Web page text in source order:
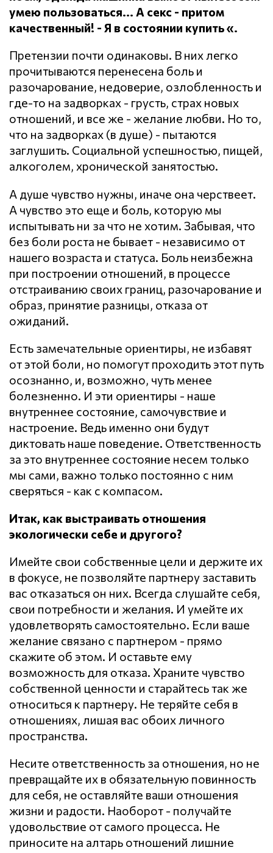
умею пользоваться... А секс - притом
качественный! - Я в состоянии купить «.
Претензии почти одинаковы. В них легко
прочитываются перенесена боль и
разочарование, недоверие, озлобленность и
где-то на задворках - грусть, страх новых
отношений, и все же - желание любви. Но то,
что на задворках (в душе) - пытаются
заглушить. Социальной успешностью, пищей,
алкоголем, хронической занятостью.
А душе чувство нужны, иначе она черствеет.
А чувство это еще и боль, которую мы
испытывать ни за что не хотим. Забывая, что
без боли роста не бывает - независимо от
нашего возраста и статуса. Боль неизбежна
при построении отношений, в процессе
отстраиванию своих границ, разочарование и
образ, принятие разницы, отказа от
ожиданий.
Есть замечательные ориентиры, не избавят
от этой боли, но помогут проходить этот путь
осознанно, и, возможно, чуть менее
болезненно. И эти ориентиры - наше
внутреннее состояние, самочувствие и
настроение. Ведь именно они будут
диктовать наше поведение. Ответственность
за это внутреннее состояние несем только
мы сами, важно только постоянно с ним
сверяться - как с компасом.
Итак, как выстраивать отношения
экологически себе и другого?
Имейте свои собственные цели и держите их
в фокусе, не позволяйте партнеру заставить
вас отказаться он них. Всегда слушайте себя,
свои потребности и желания. И умейте их
удовлетворять самостоятельно. Если ваше
желание связано с партнером - прямо
скажите об этом. И оставьте ему
возможность для отказа. Храните чувство
собственной ценности и старайтесь так же
относиться к партнеру. Не теряйте себя в
отношениях, лишая вас обоих личного
пространства.
Несите ответственность за отношения, но не
превращайте их в обязательную повинность
для себя, не оставляйте ваши отношения
жизни и радости. Наоборот - получайте
удовольствие от самого процесса. Не
приносите на алтарь отношений лишние